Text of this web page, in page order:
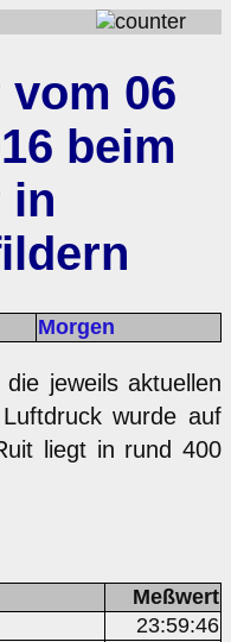
vom 06
beim
in
Morgen
die jeweils aktuellen
wurde auf
liegt in rund 400
Meßwert
23:59:46